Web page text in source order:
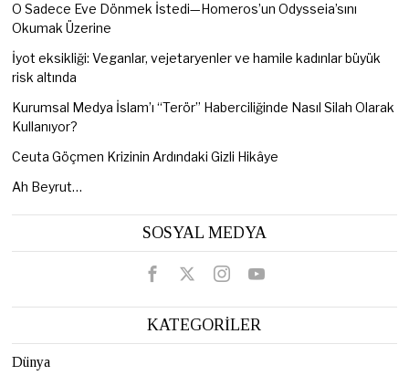
O Sadece Eve Dönmek İstedi—Homeros’un Odysseia’sını
Okumak Üzerine
İyot eksikliği: Veganlar, vejetaryenler ve hamile kadınlar büyük
risk altında
Kurumsal Medya İslam’ı “Terör” Haberciliğinde Nasıl Silah Olarak
Kullanıyor?
Ceuta Göçmen Krizinin Ardındaki Gizli Hikâye
Ah Beyrut…
SOSYAL MEDYA
KATEGORİLER
Dünya